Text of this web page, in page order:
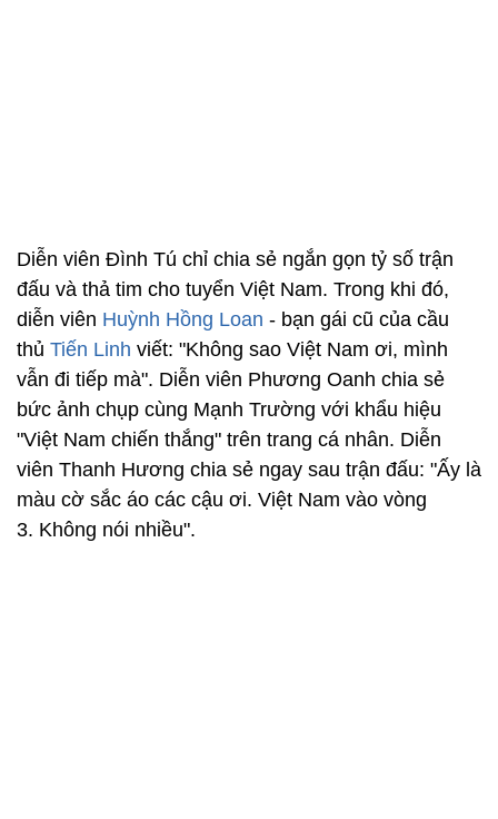
Diễn viên Đình Tú chỉ chia sẻ ngắn gọn tỷ số trận
đấu và thả tim cho tuyển Việt Nam. Trong khi đó,
diễn viên Huỳnh Hồng Loan - bạn gái cũ của cầu
thủ Tiến Linh viết: "Không sao Việt Nam ơi, mình
vẫn đi tiếp mà". Diễn viên Phương Oanh chia sẻ
bức ảnh chụp cùng Mạnh Trường với khẩu hiệu
"Việt Nam chiến thắng" trên trang cá nhân. Diễn
viên Thanh Hương chia sẻ ngay sau trận đấu: "Ấy là
màu cờ sắc áo các cậu ơi. Việt Nam vào vòng
3. Không nói nhiều".